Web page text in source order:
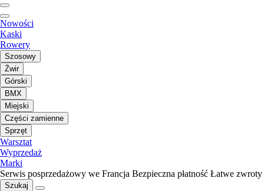
Nowości
Kaski
Rowery
Szosowy
Żwir
Górski
BMX
Miejski
Części zamienne
Sprzęt
Warsztat
Wyprzedaż
Marki
Serwis posprzedażowy we Francja Bezpieczna płatność Łatwe zwroty
Szukaj